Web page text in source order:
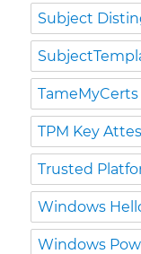
Subject
TameMyCerts
TPM Key
Trusted
Windows
Windows